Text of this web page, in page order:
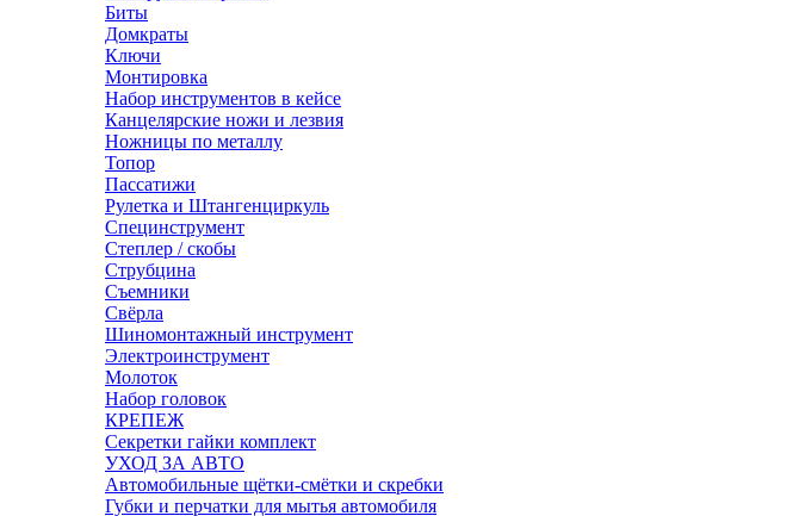
Биты
Домкраты
Ключи
Монтировка
Набор инструментов в кейсе
Канцелярские ножи и лезвия
Ножницы по металлу
Топор
Пассатижи
Рулетка и Штангенциркуль
Специнструмент
Степлер / скобы
Струбцина
Съемники
Свёрла
Шиномонтажный инструмент
Электроинструмент
Молоток
Набор головок
КРЕПЕЖ
Секретки гайки комплект
УХОД ЗА АВТО
Автомобильные щётки-смётки и скребки
Губки и перчатки для мытья автомобиля